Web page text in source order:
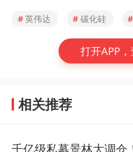
#英伟达 # 碳化硅 #
打开APP
相关推荐